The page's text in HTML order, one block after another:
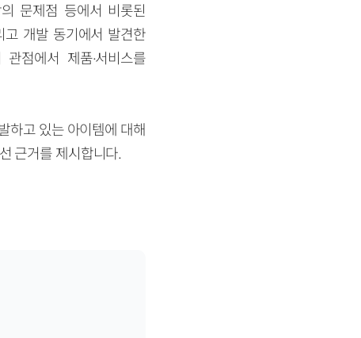
문제점 등에서 비롯된
개발 동기에서 발견한
관점에서 제품·서비스를
하고 있는 아이템에 대해
근거를 제시합니다.